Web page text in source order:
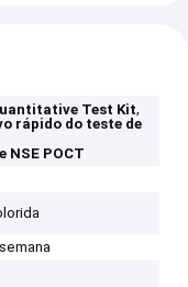
Test Kit,
rápido do teste de
NSE POCT